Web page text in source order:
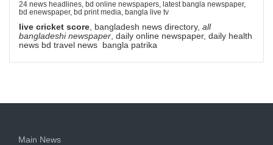
24 news headlines, bd online newspapers, latest bangla newspaper,
bd enewspaper, bd print media, bangla live tv
live cricket score , bangladesh news directory, all
bangladeshi newspaper , daily online newspaper, daily health
news bd travel news bangla patrika
Main News